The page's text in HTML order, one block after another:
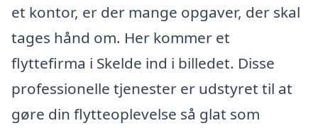
et kontor, er der mange opgaver, der skal
tages hånd om. Her kommer et
flyttefirma i Skelde ind i billedet. Disse
professionelle tjenester er udstyret til at
gøre din flytteoplevelse så glat som